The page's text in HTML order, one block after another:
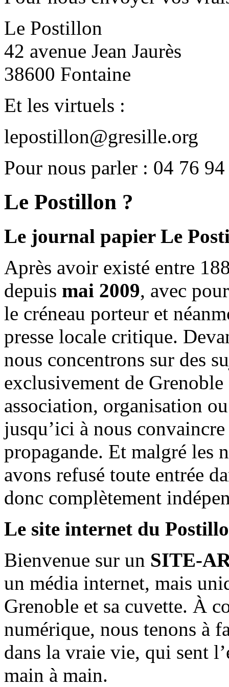
Le Postillon
42 avenue Jean Jaurès
38600 Fontaine
Et les virtuels :
lepostillon@gresille.org
Pour nous parler : 04 76
Le Postillon ?
Le journal papier Le
Après avoir existé entre
depuis mai 2009, avec
le créneau porteur et
presse locale critique.
nous concentrons sur des
exclusivement de
association, organisation
jusqu’ici à nous
propagande. Et malgré les
avons refusé toute entrée
donc complètement
Le site internet du
Bienvenue sur un SITE-
un média internet, mais
Grenoble et sa cuvette. À
numérique, nous tenons à
dans la vraie vie, qui sent
main à main.